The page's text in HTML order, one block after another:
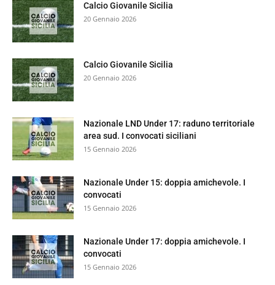
Calcio Giovanile Sicilia
20 Gennaio 2026
Calcio Giovanile Sicilia
20 Gennaio 2026
Nazionale LND Under 17: raduno territoriale
area sud. I convocati siciliani
15 Gennaio 2026
Nazionale Under 15: doppia amichevole. I
convocati
15 Gennaio 2026
Nazionale Under 17: doppia amichevole. I
convocati
15 Gennaio 2026